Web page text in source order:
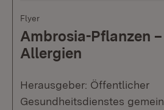
Flyer
Ambrosia-Pflanzen
Allergien
Herausgeber: Öffentlicher
Gesundheitsdienstes